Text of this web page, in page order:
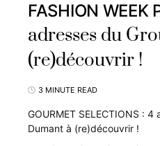
FASHION WEEK
adresses du
(re)découvrir !
3 MINUTE READ
GOURMET SELECTIONS :
Dumant à (re)découvrir !